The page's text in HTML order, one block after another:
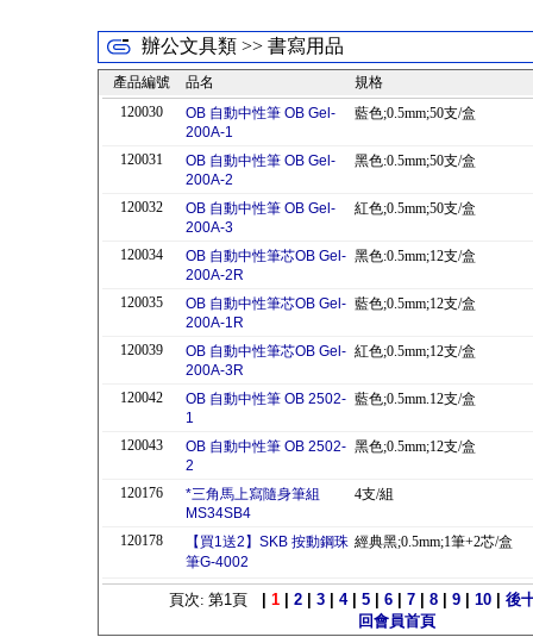
辦公文具類 >> 書寫用品
產品編號 品名
規格
120030
OB 自動中性筆 OB Gel-
200A-1
藍色;0.5mm;50支/盒
120031
OB 自動中性筆 OB Gel-
200A-2
黑色:0.5mm;50支/盒
120032
OB 自動中性筆 OB Gel-
200A-3
紅色;0.5mm;50支/盒
120034
OB 自動中性筆芯OB Gel-
200A-2R
黑色:0.5mm;12支/盒
120035
OB 自動中性筆芯OB Gel-
200A-1R
藍色;0.5mm;12支/盒
120039
OB 自動中性筆芯OB Gel-
200A-3R
紅色;0.5mm;12支/盒
120042
OB 自動中性筆 OB 2502-
1
藍色;0.5mm.12支/盒
120043
OB 自動中性筆 OB 2502-
2
黑色;0.5mm;12支/盒
120176
*三角馬上寫隨身筆組
MS34SB4
4支/組
120178
【買1送2】SKB 按動鋼珠
筆G-4002
經典黑;0.5mm;1筆+2芯/盒
頁次: 第1頁 1 2 3 4| 5 6 7 8 9 10
後
回會員首頁